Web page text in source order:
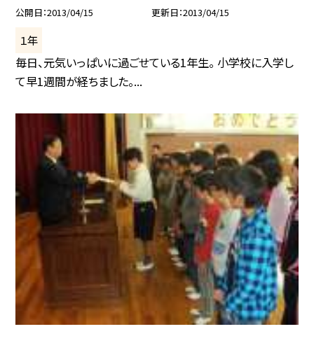
公開日 2013/04/15 更新日 2013/04/15
１年
毎日、元気いっぱいに過ごせている1年生。 小学校に入学し
て早1週間が経ちました。...